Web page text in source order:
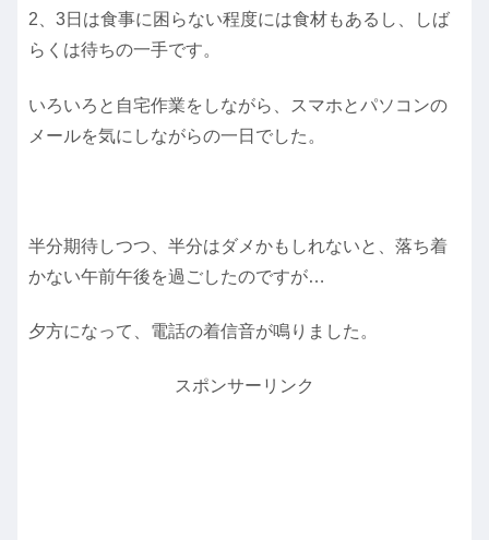
2、3日は食事に困らない程度には食材もあるし、しば
らくは待ちの一手です。
いろいろと自宅作業をしながら、スマホとパソコンの
メールを気にしながらの一日でした。
半分期待しつつ、半分はダメかもしれないと、落ち着
かない午前午後を過ごしたのですが…
夕方になって、電話の着信音が鳴りました。
スポンサーリンク